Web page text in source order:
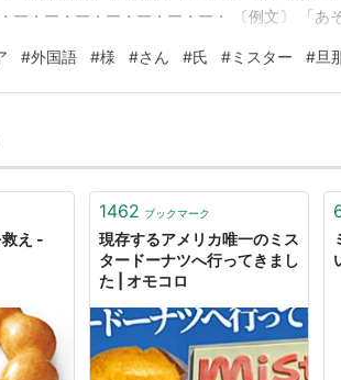
ー・ー・ー・ー・ー・ー・ー・ 〔例文〕 「あ
Mr. Akeuraji ove…
#外国語 #様 #さん #氏 #ミスター #旦
え -
1462 ブックマーク
現存するアメリカ唯一のミス
タードーナツへ行ってきまし
た | オモコロ